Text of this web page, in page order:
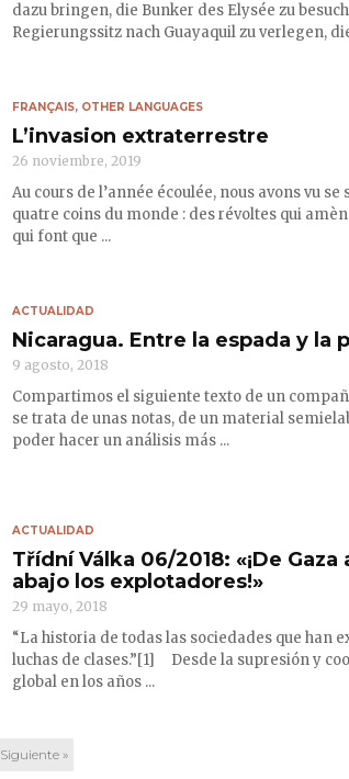
dazu bringen, die Bunker des Elysée zu
Regierungssitz nach Guayaquil zu verlegen,
FRANÇAIS, OTHER LANGUAGES
L’invasion extraterrestre
26 noviembre, 2019
Au cours de l’année écoulée, nous avons vu
quatre coins du monde : des révoltes qui
qui font que ...
ACTUALIDAD
Nicaragua. Entre la espada y la
9 agosto, 2018
Compartimos el siguiente texto de un
se trata de unas notas, de un material
poder hacer un análisis más ...
ACTUALIDAD
Třídní Válka 06/2018: «¡De
abajo los explotadores!»
29 mayo, 2018
“La historia de todas las sociedades que han
luchas de clases.”[1] Desde la supresión y
global en los años ...
Siguiente »